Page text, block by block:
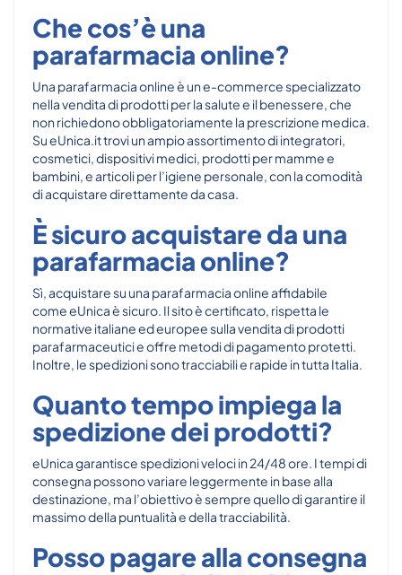
Che cos’è una
parafarmacia online?
Una parafarmacia online è un e-commerce specializzato
nella vendita di prodotti per la salute e il benessere, che
non richiedono obbligatoriamente la prescrizione medica.
Su eUnica.it trovi un ampio assortimento di integratori,
cosmetici, dispositivi medici, prodotti per mamme e
bambini, e articoli per l’igiene personale, con la comodità
di acquistare direttamente da casa.
È sicuro acquistare da una
parafarmacia online?
Sì, acquistare su una parafarmacia online affidabile
come eUnica è sicuro. Il sito è certificato, rispetta le
normative italiane ed europee sulla vendita di prodotti
parafarmaceutici e offre metodi di pagamento protetti.
Inoltre, le spedizioni sono tracciabili e rapide in tutta Italia.
Quanto tempo impiega la
spedizione dei prodotti?
eUnica garantisce spedizioni veloci in 24/48 ore. I tempi di
consegna possono variare leggermente in base alla
destinazione, ma l’obiettivo è sempre quello di garantire il
massimo della puntualità e della tracciabilità.
Posso pagare alla consegna